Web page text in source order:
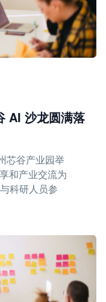
AI 沙龙圆满落
芯谷产业园举
和产业交流为
科研人员参